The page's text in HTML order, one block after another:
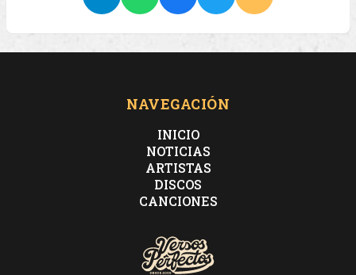
NAVEGACIÓN
INICIO
NOTICIAS
ARTISTAS
DISCOS
CANCIONES